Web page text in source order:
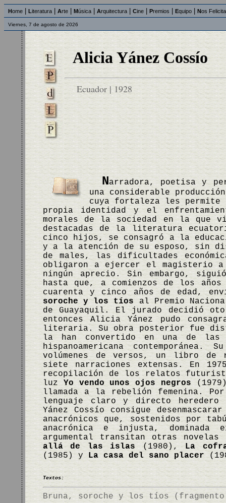
Home Literatura Arte Música Arquitectura Cine Premios Equipo Nos
Viernes, 7 de agosto de 2026
Alicia Yánez Cossío
Ecuador | 1928
Narradora, poetisa y
una considerable
cuya fortaleza les permite
propia identidad y el
morales de la sociedad en la que
destacadas de la literatura
cinco hijos, se consagró a la
y a la atención de su esposo, sin
de males, las dificultades
obligaron a ejercer el magisterio
ningún aprecio. Sin embargo,
hasta que, a comienzos de los
cuarenta y cinco años de edad,
soroche y los tíos al Premio
de Guayaquil. El jurado decidió
entonces Alicia Yánez pudo
literaria. Su obra posterior fue
la han convertido en una de las
hispanoamericana
volúmenes de versos, un libro
siete narraciones extensas. En
recopilación de los relatos
luz Yo vendo unos ojos negros
llamada a la rebelión femenina.
lenguaje claro y directo
Yánez Cossío consigue
anacrónicos que, sostenidos por
anacrónica e injusta, dominada
argumental transitan otras
allá de las islas (1980), La
(1985) y La casa del sano placer
Textos:
Bruna, soroche y los tíos